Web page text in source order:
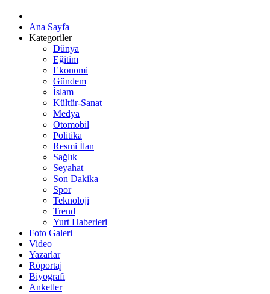
Ana Sayfa
Kategoriler
Dünya
Eğitim
Ekonomi
Gündem
İslam
Kültür-Sanat
Medya
Otomobil
Politika
Resmi İlan
Sağlık
Seyahat
Son Dakika
Spor
Teknoloji
Trend
Yurt Haberleri
Foto Galeri
Video
Yazarlar
Röportaj
Biyografi
Anketler